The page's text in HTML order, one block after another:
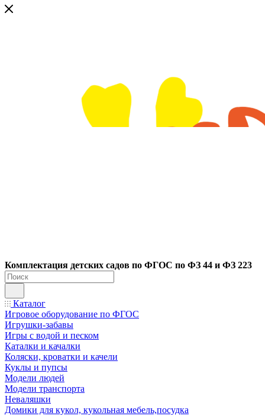
Комплектация детских садов по ФГОC по ФЗ 44 и ФЗ 223
Каталог
Игровое оборудование по ФГОС
Игрушки-забавы
Игры с водой и песком
Каталки и качалки
Коляски, кроватки и качели
Куклы и пупсы
Модели людей
Модели транспорта
Неваляшки
Домики для кукол, кукольная мебель,посудка